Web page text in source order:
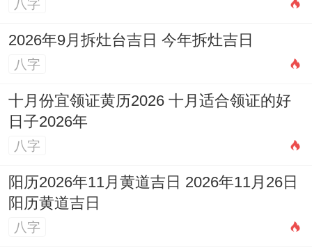
八字
2026年9月拆灶台吉日 今年拆灶吉日
八字
十月份宜领证黄历2026 十月适合领证的好
日子2026年
八字
阳历2026年11月黄道吉日 2026年11月26日
阳历黄道吉日
八字